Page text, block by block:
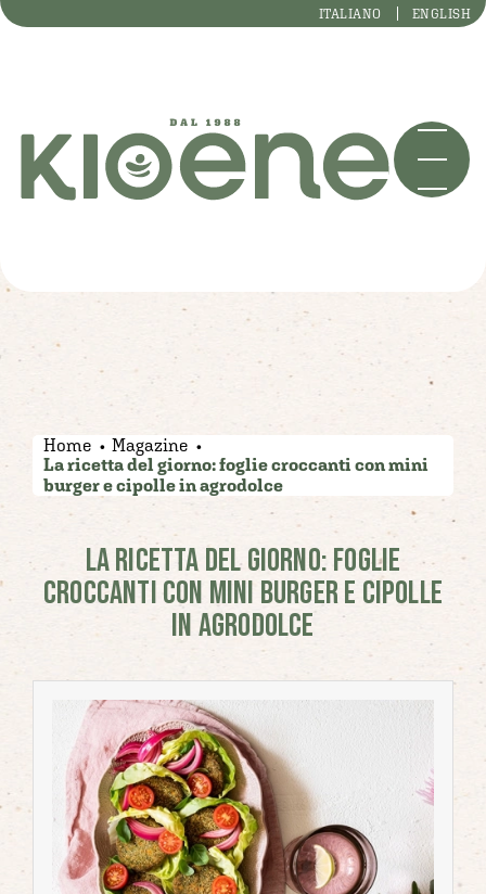
ITALIANO ENGLISH
Home Magazine
La ricetta del giorno: foglie croccanti con mini
burger e cipolle in agrodolce
LA RICETTA DEL GIORNO: FOGLIE
CROCCANTI CON MINI BURGER E CIPOLLE
IN AGRODOLCE